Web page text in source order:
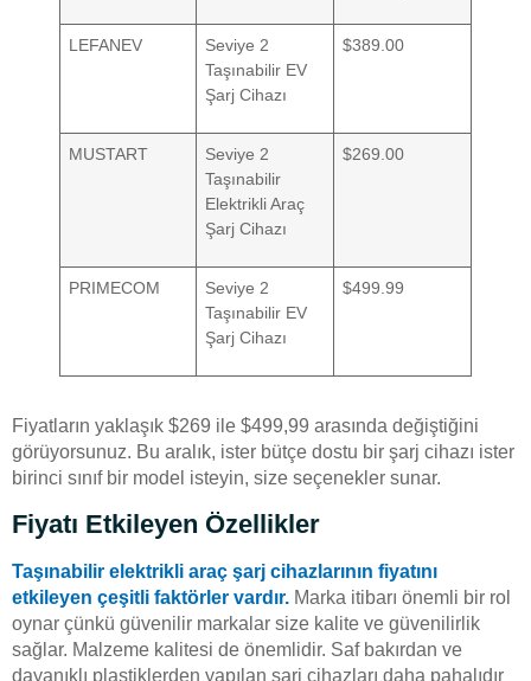
LEFANEV
Seviye 2
Taşınabilir EV
Şarj Cihazı
$389.00
MUSTART
Seviye 2
Taşınabilir
Elektrikli Araç
Şarj Cihazı
$269.00
PRIMECOM
Seviye 2
Taşınabilir EV
Şarj Cihazı
$499.99
Fiyatların yaklaşık $269 ile $499,99 arasında değiştiğini
görüyorsunuz. Bu aralık, ister bütçe dostu bir şarj cihazı ister
birinci sınıf bir model isteyin, size seçenekler sunar.
Fiyatı Etkileyen Özellikler
Taşınabilir elektrikli araç şarj cihazlarının fiyatını
etkileyen çeşitli faktörler vardır. Marka itibarı önemli bir rol
oynar çünkü güvenilir markalar size kalite ve güvenilirlik
sağlar. Malzeme kalitesi de önemlidir. Saf bakırdan ve
dayanıklı plastiklerden yapılan şarj cihazları daha pahalıdır